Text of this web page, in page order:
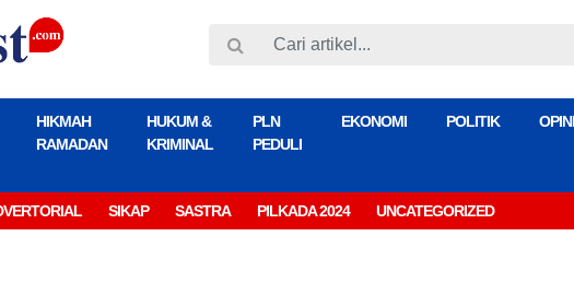
HIKMAH
RAMADAN
HUKUM &
KRIMINAL
PLN
PEDULI
EKONOMI POLITIK OPINI
SIKAP SASTRA PILKADA 2024 UNCATEGORIZED